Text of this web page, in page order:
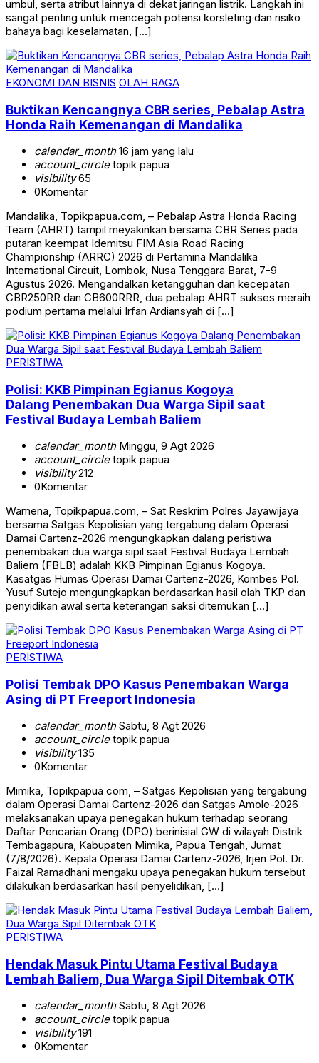
umbul, serta atribut lainnya di dekat jaringan listrik. Langkah ini
sangat penting untuk mencegah potensi korsleting dan risiko
bahaya bagi keselamatan, […]
EKONOMI DAN BISNIS OLAH RAGA
Buktikan Kencangnya CBR series, Pebalap Astra
Honda Raih Kemenangan di Mandalika
calendar_month16 jam yang lalu
account_circletopik papua
visibility65
0Komentar
Mandalika, Topikpapua.com, – Pebalap Astra Honda Racing
Team (AHRT) tampil meyakinkan bersama CBR Series pada
putaran keempat Idemitsu FIM Asia Road Racing
Championship (ARRC) 2026 di Pertamina Mandalika
International Circuit, Lombok, Nusa Tenggara Barat, 7-9
Agustus 2026. Mengandalkan ketangguhan dan kecepatan
CBR250RR dan CB600RRR, dua pebalap AHRT sukses meraih
podium pertama melalui Irfan Ardiansyah di […]
PERISTIWA
Polisi: KKB Pimpinan Egianus Kogoya
Dalang Penembakan Dua Warga Sipil saat
Festival Budaya Lembah Baliem
calendar_monthMinggu, 9 Agt 2026
account_circletopik papua
visibility212
0Komentar
Wamena, Topikpapua.com, – Sat Reskrim Polres Jayawijaya
bersama Satgas Kepolisian yang tergabung dalam Operasi
Damai Cartenz-2026 mengungkapkan dalang peristiwa
penembakan dua warga sipil saat Festival Budaya Lembah
Baliem (FBLB) adalah KKB Pimpinan Egianus Kogoya.
Kasatgas Humas Operasi Damai Cartenz-2026, Kombes Pol.
Yusuf Sutejo mengungkapkan berdasarkan hasil olah TKP dan
penyidikan awal serta keterangan saksi ditemukan […]
PERISTIWA
Polisi Tembak DPO Kasus Penembakan Warga
Asing di PT Freeport Indonesia
calendar_monthSabtu, 8 Agt 2026
account_circletopik papua
visibility135
0Komentar
Mimika, Topikpapua com, – Satgas Kepolisian yang tergabung
dalam Operasi Damai Cartenz-2026 dan Satgas Amole-2026
melaksanakan upaya penegakan hukum terhadap seorang
Daftar Pencarian Orang (DPO) berinisial GW di wilayah Distrik
Tembagapura, Kabupaten Mimika, Papua Tengah, Jumat
(7/8/2026). Kepala Operasi Damai Cartenz-2026, Irjen Pol. Dr.
Faizal Ramadhani mengaku upaya penegakan hukum tersebut
dilakukan berdasarkan hasil penyelidikan, […]
PERISTIWA
Hendak Masuk Pintu Utama Festival Budaya
Lembah Baliem, Dua Warga Sipil Ditembak OTK
calendar_monthSabtu, 8 Agt 2026
account_circletopik papua
visibility191
0Komentar